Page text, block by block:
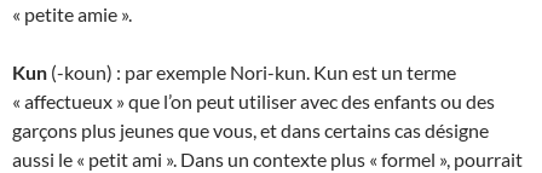
« petite amie ».
Kun (-koun) : par exemple Nori-kun. Kun est un terme
« affectueux » que l’on peut utiliser avec des enfants ou des
garçons plus jeunes que vous, et dans certains cas désigne
aussi le « petit ami ». Dans un contexte plus « formel », pourrait